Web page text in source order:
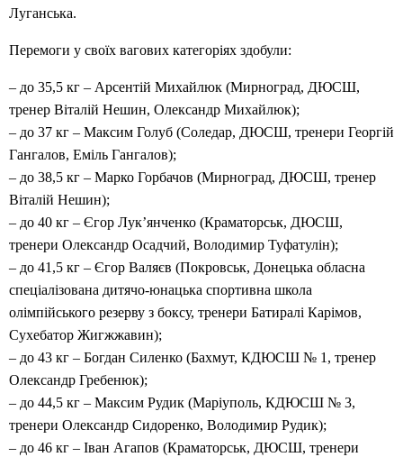
Луганська.
Перемоги у своїх вагових категоріях здобули:
– до 35,5 кг – Арсентій Михайлюк (Мирноград, ДЮСШ,
тренер Віталій Нешин, Олександр Михайлюк);
– до 37 кг – Максим Голуб (Соледар, ДЮСШ, тренери Георгій
Гангалов, Еміль Гангалов);
– до 38,5 кг – Марко Горбачов (Мирноград, ДЮСШ, тренер
Віталій Нешин);
– до 40 кг – Єгор Лук’янченко (Краматорськ, ДЮСШ,
тренери Олександр Осадчий, Володимир Туфатулін);
– до 41,5 кг – Єгор Валяєв (Покровськ, Донецька обласна
спеціалізована дитячо-юнацька спортивна школа
олімпійського резерву з боксу, тренери Батиралі Карімов,
Сухебатор Жигжжавин);
– до 43 кг – Богдан Силенко (Бахмут, КДЮСШ № 1, тренер
Олександр Гребенюк);
– до 44,5 кг – Максим Рудик (Маріуполь, КДЮСШ № 3,
тренери Олександр Сидоренко, Володимир Рудик);
– до 46 кг – Іван Агапов (Краматорськ, ДЮСШ, тренери